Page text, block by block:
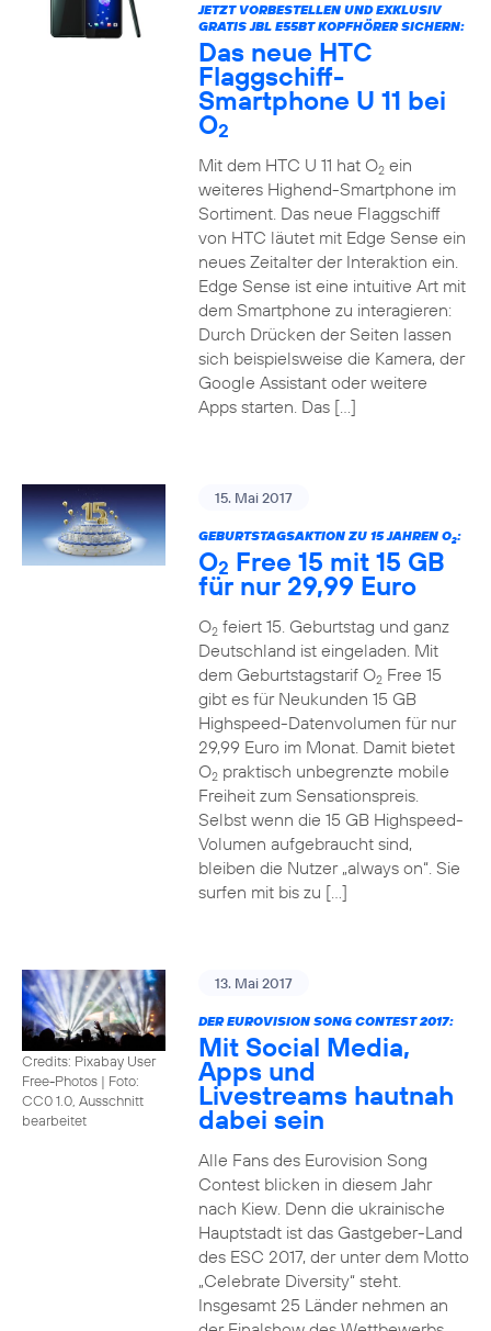
JETZT VORBESTELLEN UND EXKLUSIV
GRATIS JBL E55BT KOPFHÖRER SICHERN:
Das neue HTC
Flaggschiff-
Smartphone U 11 bei
O2
Mit dem HTC U 11 hat O2ein
weiteres Highend-Smartphone im
Sortiment. Das neue Flaggschiff
von HTC läutet mit Edge Sense ein
neues Zeitalter der Interaktion ein.
Edge Sense ist eine intuitive Art mit
dem Smartphone zu interagieren:
Durch Drücken der Seiten lassen
sich beispielsweise die Kamera, der
Google Assistant oder weitere
Apps starten. Das […]
15. Mai 2017
GEBURTSTAGSAKTION ZU 15 JAHREN O2:
O2 Free 15 mit 15 GB
für nur 29,99 Euro
O2feiert 15. Geburtstag und ganz
Deutschland ist eingeladen. Mit
dem Geburtstagstarif O2Free 15
gibt es für Neukunden 15 GB
Highspeed-Datenvolumen für nur
29,99 Euro im Monat. Damit bietet
O2praktisch unbegrenzte mobile
Freiheit zum Sensationspreis.
Selbst wenn die 15 GB Highspeed-
Volumen aufgebraucht sind,
bleiben die Nutzer „always on“. Sie
surfen mit bis zu […]
Credits: Pixabay User
Free-Photos | Foto:
CC0 1.0, Ausschnitt
bearbeitet
13. Mai 2017
DER EUROVISION SONG CONTEST 2017:
Mit Social Media,
Apps und
Livestreams hautnah
dabei sein
Alle Fans des Eurovision Song
Contest blicken in diesem Jahr
nach Kiew. Denn die ukrainische
Hauptstadt ist das Gastgeber-Land
des ESC 2017, der unter dem Motto
„Celebrate Diversity“ steht.
Insgesamt 25 Länder nehmen an